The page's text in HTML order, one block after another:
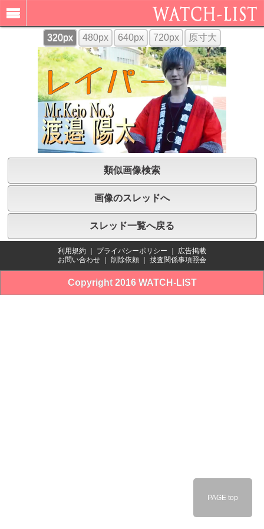
320px 480px 640px 720px 原寸大
類似画像検索
画像のスレッドへ
スレッド一覧へ戻る
利用規約 プライバシーポリシー
広告掲載
お問い合わせ
削除依頼 捜査関係事項照会
Copyright 2016 WATCH-LIST
PAGE top